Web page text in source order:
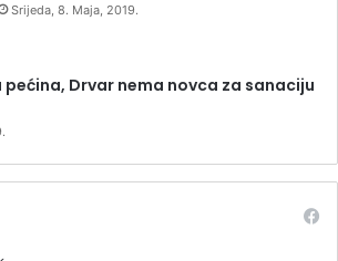
Srijeda, 8. Maja, 2019.
Drvar nema novca za sanaciju